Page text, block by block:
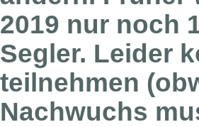
2019 nur noch
Segler. Leider
teilnehmen
Nachwuchs